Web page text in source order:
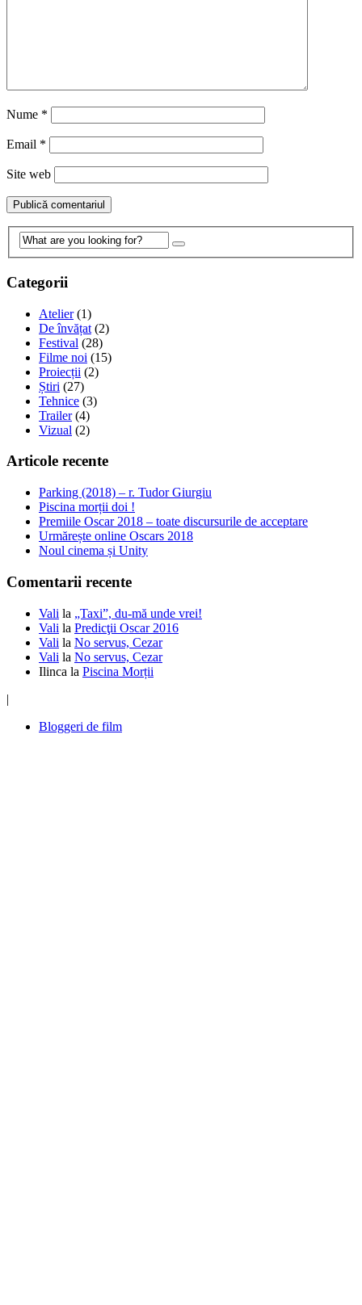
Nume *
Email *
Site web
Categorii
Atelier(1)
De învățat (2)
Festival (28)
Filme noi (15)
Proiecții (2)
Știri (27)
Tehnice (3)
Trailer(4)
Vizual (2)
Articole recente
Parking (2018) – r. Tudor Giurgiu
Piscina morții doi !
Premiile Oscar 2018 – toate discursurile de acceptare
Urmărește online Oscars 2018
Noul cinema și Unity
Comentarii recente
Vali la „Taxi”, du-mă unde vrei!
Vali la Predicţii Oscar 2016
Vali la No servus, Cezar
Vali la No servus, Cezar
Ilinca la Piscina Morții
|
Bloggeri de film